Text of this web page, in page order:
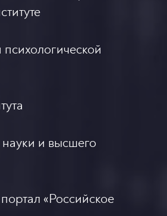
и высшего
«Российское